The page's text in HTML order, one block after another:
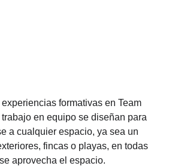
experiencias formativas en Team
en equipo se diseñan para
a cualquier espacio, ya sea un
fincas o playas, en todas
se aprovecha el espacio.